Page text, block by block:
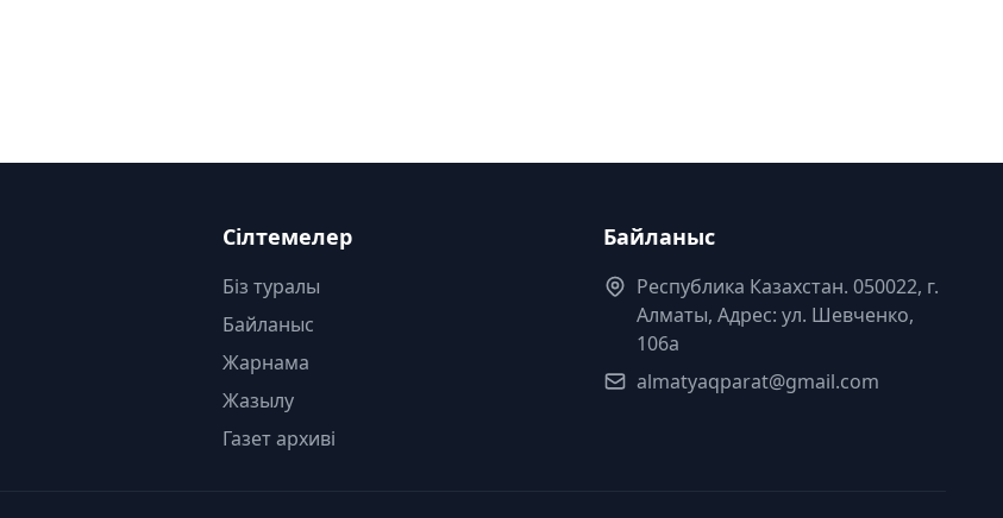
Сілтемелер
Біз туралы
Байланыс
Жарнама
Жазылу
Газет архиві
Байланыс
Республика Казахстан. 050022, г.
Алматы, Адрес: ул. Шевченко,
106а
almatyaqparat@gmail.com